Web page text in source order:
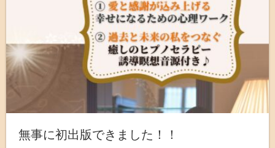
無事に初出版できました！！